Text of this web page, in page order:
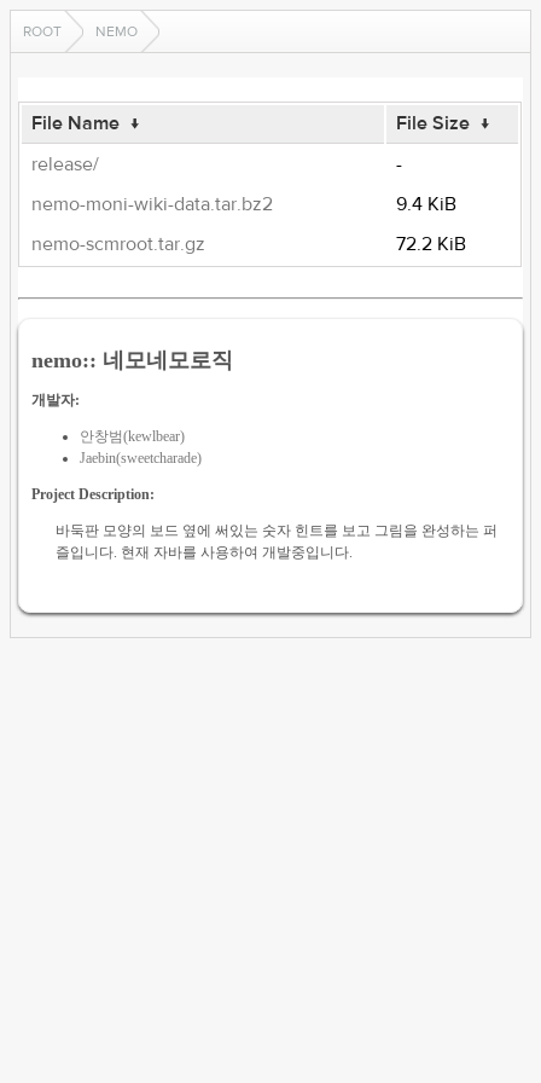
ROOT NEMO
File Name ↓ File Size ↓
release/
-
nemo-moni-wiki-data.tar.bz2
9.4 KiB
nemo-scmroot.tar.gz
72.2 KiB
nemo:: 네모네모로직
개발자:
안창범(kewlbear)
Jaebin(sweetcharade)
Project Description:
바둑판 모양의 보드 옆에 써있는 숫자 힌트를 보고 그림을 완성하는 퍼
즐입니다. 현재 자바를 사용하여 개발중입니다.